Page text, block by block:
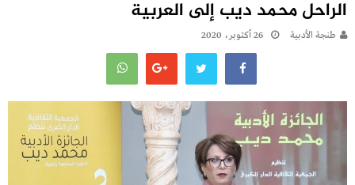
الراحل محمد ديب إلى العربية
طنجة الأدبية 26 أكتوبر، 2020